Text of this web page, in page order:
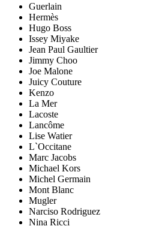
Guerlain
Hermès
Hugo Boss
Issey Miyake
Jean Paul Gaultier
Jimmy Choo
Joe Malone
Juicy Couture
Kenzo
La Mer
Lacoste
Lancôme
Lise Watier
L`Occitane
Marc Jacobs
Michael Kors
Michel Germain
Mont Blanc
Mugler
Narciso Rodriguez
Nina Ricci